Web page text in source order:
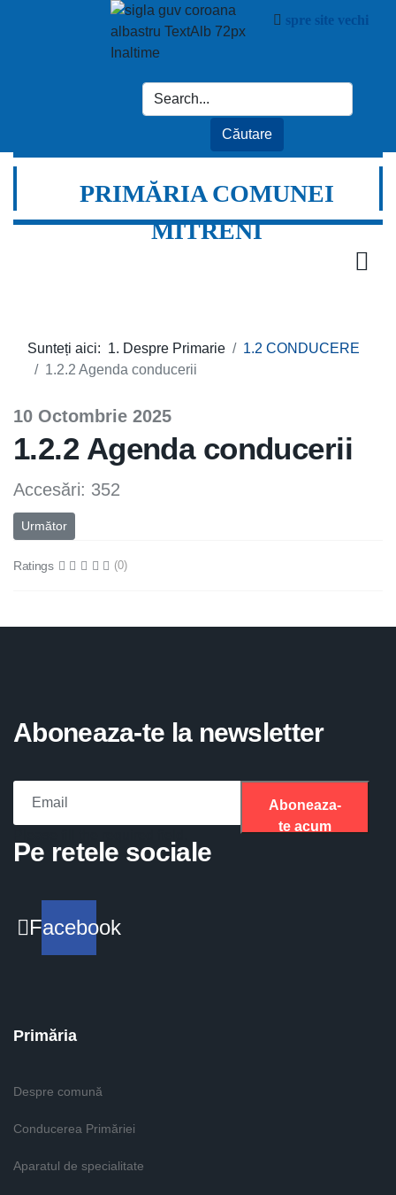
spre site vechi
PRIMĂRIA COMUNEI
MITRENI
Sunteți aici: 1. Despre Primarie
1.2 CONDUCERE
1.2.2 Agenda conducerii
1.2.2 Agenda conducerii
10 Octombrie 2025
Accesări: 352
Articolul următor: Legislatie
Următor
Ratings (0)
Aboneaza-te la newsletter
Aboneaza-
te acum
Pe retele sociale
Facebook
Primăria
Despre comună
Conducerea Primăriei
Aparatul de specialitate